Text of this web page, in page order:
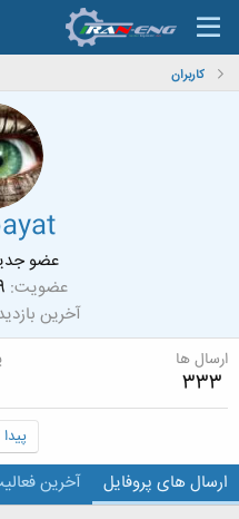
کاربران
عضو
عضویت
آخرین
ارسال ها
333
ارسال های پروفایل آخرین